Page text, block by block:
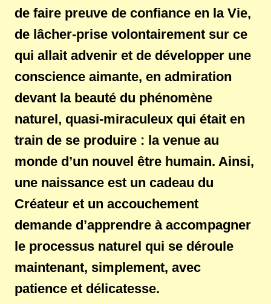
de faire preuve de confiance en la Vie,
de lâcher-prise volontairement sur ce
qui allait advenir et de développer une
conscience aimante, en admiration
devant la beauté du phénomène
naturel, quasi-miraculeux qui était en
train de se produire : la venue au
monde d’un nouvel être humain. Ainsi,
une naissance est un cadeau du
Créateur et un accouchement
demande d’apprendre à accompagner
le processus naturel qui se déroule
maintenant, simplement, avec
patience et délicatesse.